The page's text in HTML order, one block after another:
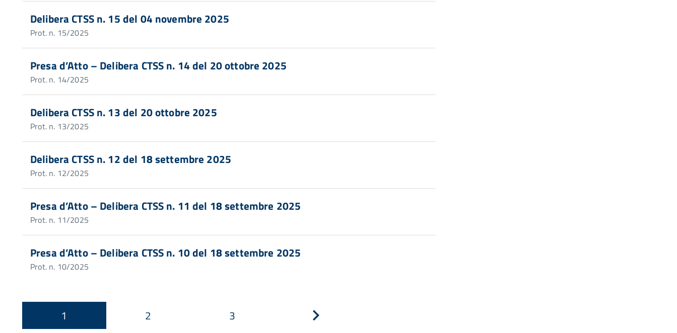
Delibera CTSS n. 15 del 04 novembre 2025
Prot. n. 15/2025
Presa d’Atto – Delibera CTSS n. 14 del 20 ottobre 2025
Prot. n. 14/2025
Delibera CTSS n. 13 del 20 ottobre 2025
Prot. n. 13/2025
Delibera CTSS n. 12 del 18 settembre 2025
Prot. n. 12/2025
Presa d’Atto – Delibera CTSS n. 11 del 18 settembre 2025
Prot. n. 11/2025
Presa d’Atto – Delibera CTSS n. 10 del 18 settembre 2025
Prot. n. 10/2025
1 2 3